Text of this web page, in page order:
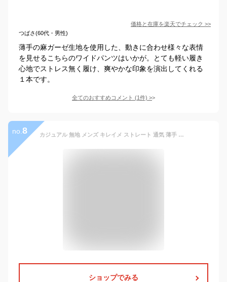
価格と在庫を楽天でチェック >>
つばさ(60代・男性)
薄手の麻ガーゼ生地を使用した、動きに合わせ様々な表情
を見せるこちらのワイドパンツはいかが。とても軽い履き
心地でストレス無く履け、爽やかな印象を演出してくれる
１本です。
全てのおすすめコメント (1件) >
no. 8 カジュアル 無地 メンズ キレイメ ストレート 通気 薄手 メンズパンツ ワイドパンツ ズボン 春 夏 パンツ メンズパンツ ファッション ゆったり 大きいサイズ 薄手 春 夏 ワイドパンツ ウェストゴム 通気 ウェストゴム 無地 ゆったり ズボン ファッション
ショップでみる